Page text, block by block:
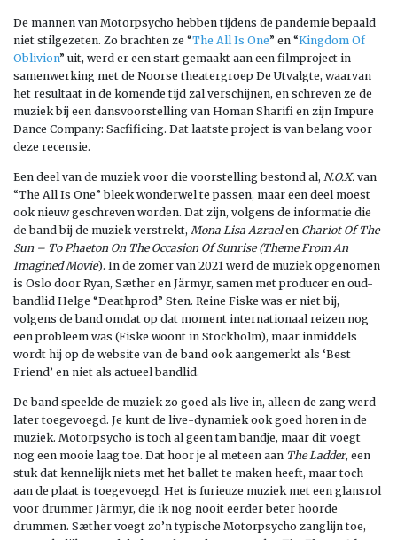
De mannen van Motorpsycho hebben tijdens de pandemie bepaald
niet stilgezeten. Zo brachten ze “The All Is One” en “Kingdom Of
Oblivion” uit, werd er een start gemaakt aan een filmproject in
samenwerking met de Noorse theatergroep De Utvalgte, waarvan
het resultaat in de komende tijd zal verschijnen, en schreven ze de
muziek bij een dansvoorstelling van Homan Sharifi en zijn Impure
Dance Company: Sacfificing. Dat laatste project is van belang voor
deze recensie.
Een deel van de muziek voor die voorstelling bestond al, N.O.X. van
“The All Is One” bleek wonderwel te passen, maar een deel moest
ook nieuw geschreven worden. Dat zijn, volgens de informatie die
de band bij de muziek verstrekt, Mona Lisa Azraelen Chariot Of The
Sun – To Phaeton On The Occasion Of Sunrise (Theme From An
Imagined Movie). In de zomer van 2021 werd de muziek opgenomen
is Oslo door Ryan, Sæther en Järmyr, samen met producer en oud-
bandlid Helge “Deathprod” Sten. Reine Fiske was er niet bij,
volgens de band omdat op dat moment internationaal reizen nog
een probleem was (Fiske woont in Stockholm), maar inmiddels
wordt hij op de website van de band ook aangemerkt als ‘Best
Friend’ en niet als actueel bandlid.
De band speelde de muziek zo goed als live in, alleen de zang werd
later toegevoegd. Je kunt de live-dynamiek ook goed horen in de
muziek. Motorpsycho is toch al geen tam bandje, maar dit voegt
nog een mooie laag toe. Dat hoor je al meteen aan The Ladder, een
stuk dat kennelijk niets met het ballet te maken heeft, maar toch
aan de plaat is toegevoegd. Het is furieuze muziek met een glansrol
voor drummer Järmyr, die ik nog nooit eerder beter hoorde
drummen. Sæther voegt zo’n typische Motorpsycho zanglijn toe,